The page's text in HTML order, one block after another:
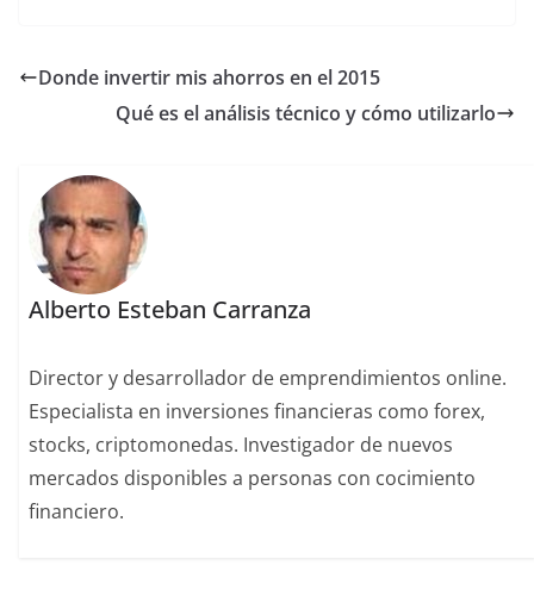
Donde invertir mis ahorros en el 2015
Qué es el análisis técnico y cómo utilizarlo
Alberto Esteban Carranza
Director y desarrollador de emprendimientos online.
Especialista en inversiones financieras como forex,
stocks, criptomonedas. Investigador de nuevos
mercados disponibles a personas con cocimiento
financiero.